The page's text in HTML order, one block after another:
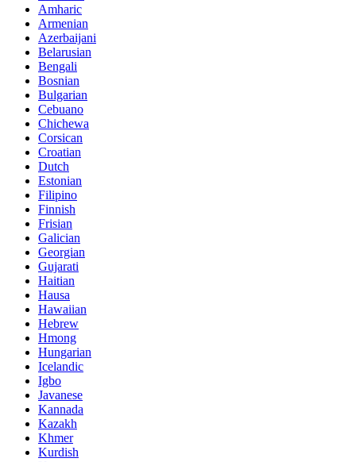
Amharic
Armenian
Azerbaijani
Belarusian
Bengali
Bosnian
Bulgarian
Cebuano
Chichewa
Corsican
Croatian
Dutch
Estonian
Filipino
Finnish
Frisian
Galician
Georgian
Gujarati
Haitian
Hausa
Hawaiian
Hebrew
Hmong
Hungarian
Icelandic
Igbo
Javanese
Kannada
Kazakh
Khmer
Kurdish